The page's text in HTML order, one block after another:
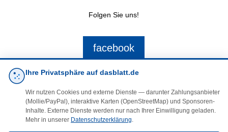
Folgen Sie uns!
facebook
Ihre Privatsphäre auf dasblatt.de
Wir nutzen Cookies und externe Dienste — darunter Zahlungsanbieter
(Mollie/PayPal), interaktive Karten (OpenStreetMap) und Sponsoren-
Inhalte. Externe Dienste werden nur nach Ihrer Einwilligung geladen.
Mehr in unserer Datenschutzerklärung.